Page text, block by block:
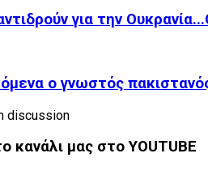
για την
ο γνωστός
discussion
κανάλι μας στο YOUTUBE